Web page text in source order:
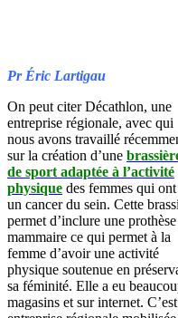
Pr Éric Lartigau
On peut citer Décathlon, une
entreprise régionale, avec qui
nous avons travaillé
sur la création d’une
de sport adaptée à l’activité
physique des femmes qui ont
un cancer du sein. Cette
permet d’inclure une prothèse
mammaire ce qui permet à la
femme d’avoir une activité
physique soutenue en
sa féminité. Elle a eu
magasins et sur internet.